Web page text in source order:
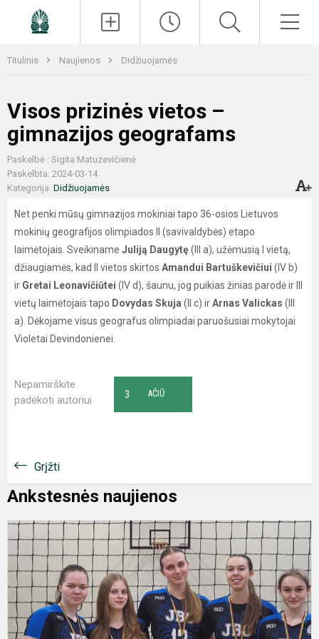
Titulinis Naujienos Didžiuojamės
Visos prizinės vietos –
gimnazijos geografams
Paskelbė : Sigita Matuzevičienė
Paskelbta: 2024-03-14
Kategorija: Didžiuojamės
Net penki mūsų gimnazijos mokiniai tapo 36-osios Lietuvos
mokinių geografijos olimpiados II (savivaldybės) etapo
laimėtojais. Sveikiname Juliją Daugytę(III a), užėmusią I vietą,
džiaugiamės, kad II vietos skirtos Amandui Bartuškevičiui (IV b)
ir Gretai Leonavičiūtei (IV d), šaunu, jog puikias žinias parodė ir III
vietų laimėtojais tapo Dovydas Skuja (II c) irArnas Valickas (III
a). Dėkojame visus geografus olimpiadai paruošusiai mokytojai
Violetai Devindonienei.
Nepamirškite
padėkoti autoriui
AČIŪ
3
Grįžti
Ankstesnės naujienos